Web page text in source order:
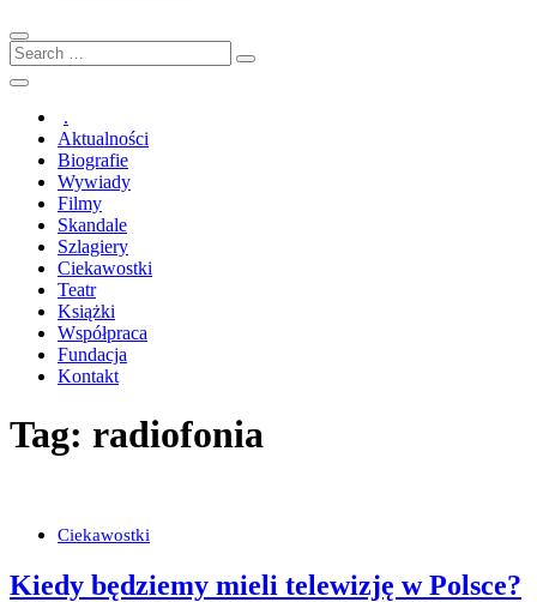
Search
…
.
Aktualności
Biografie
Wywiady
Filmy
Skandale
Szlagiery
Ciekawostki
Teatr
Książki
Współpraca
Fundacja
Kontakt
Tag: radiofonia
Ciekawostki
Kiedy będziemy mieli telewizję w Polsce?